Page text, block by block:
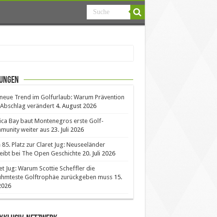
Trend im Golfurlaub: Warum Prävention
verändert 4. August 2026
Bay baut Montenegros erste Golf-
weiter aus 23. Juli 2026
85. Platz zur Claret Jug: Neuseeländer
bei The Open Geschichte 20. Juli 2026
Jug: Warum Scottie Scheffler die
Golftrophäe zurückgeben muss 15.